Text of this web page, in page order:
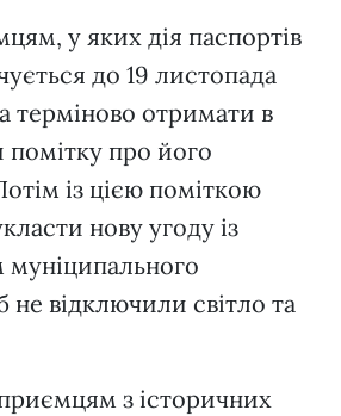
у яких дія паспортів
до 19 листопада
терміново отримати в
помітку про його
із цією поміткою
нову угоду із
не відключили світло та
з історичних